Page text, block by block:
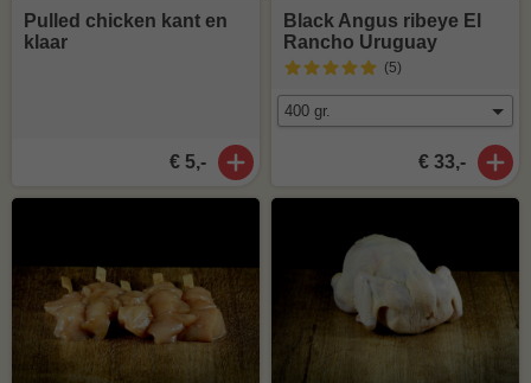
Pulled chicken kant en
klaar
€ 5,-
Black Angus ribeye El
Rancho Uruguay
(5)
€ 33,-